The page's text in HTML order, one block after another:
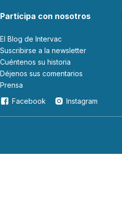
Participa con nosotros
El Blog de Intervac
Suscribirse a la newsletter
Cuéntenos su historia
Déjenos sus comentarios
Prensa
Facebook
Instagram